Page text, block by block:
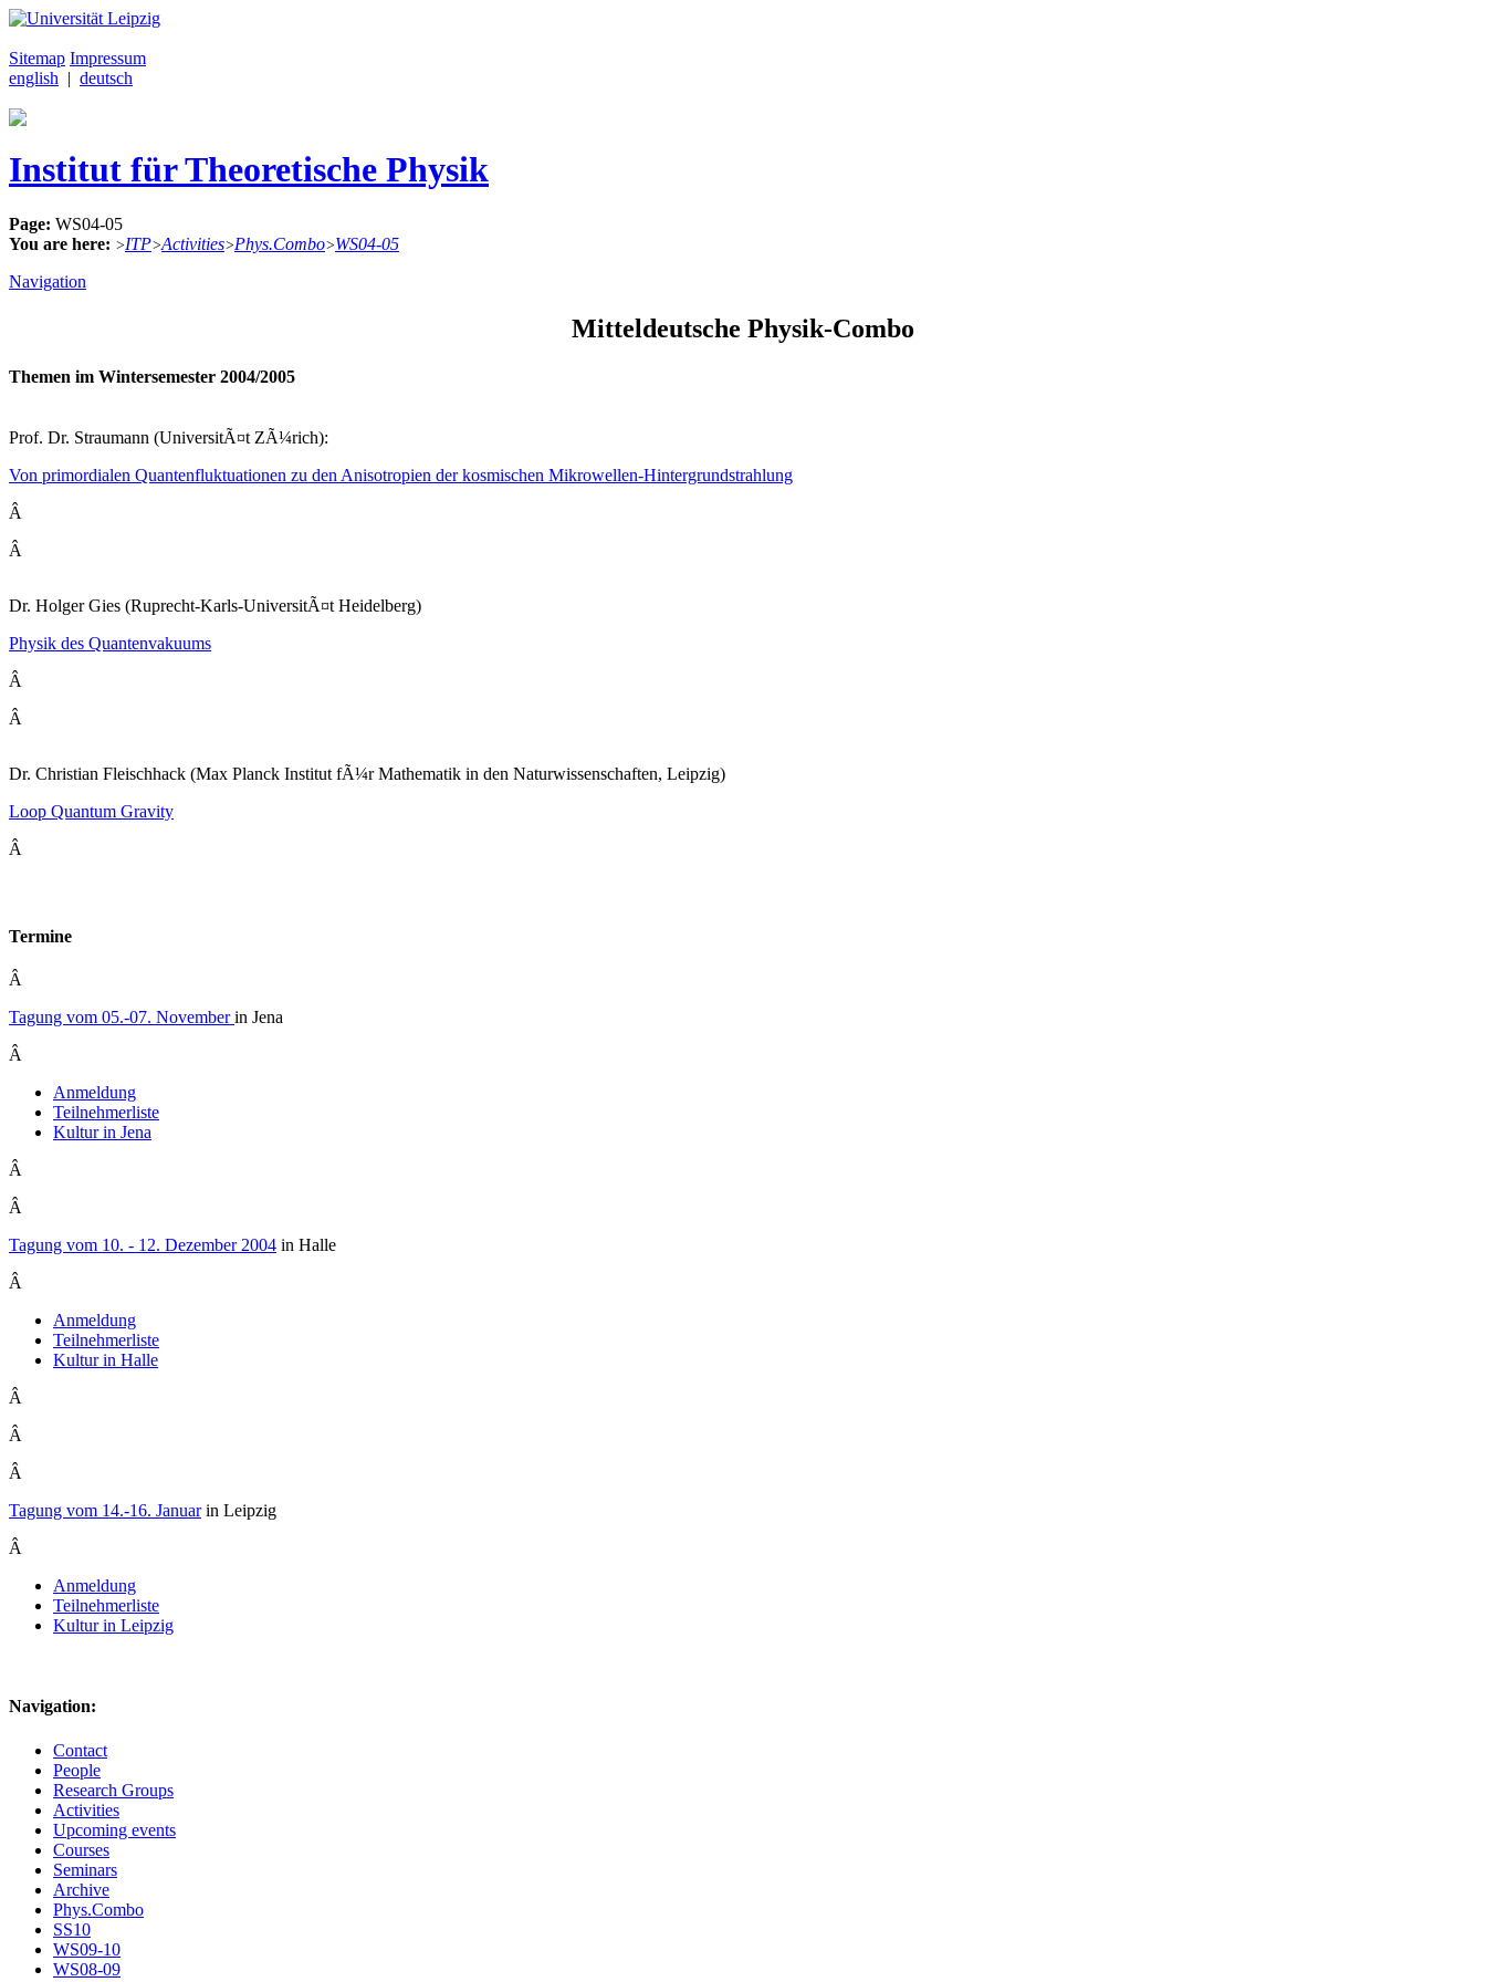
Sitemap Impressum
english | deutsch
Institut für Theoretische Physik
Page: WS04-05
You are here: >ITP>Activities>Phys.Combo>WS04-05
Navigation
Mitteldeutsche Physik-Combo
Themen im Wintersemester 2004/2005
Prof. Dr. Straumann (UniversitÃ¤t ZÃ¼rich):
Von primordialen Quantenfluktuationen zu den Anisotropien der kosmischen Mikrowellen-Hintergrundstrahlung
Â
Â
Dr. Holger Gies (Ruprecht-Karls-UniversitÃ¤t Heidelberg)
Physik des Quantenvakuums
Â
Â
Dr. Christian Fleischhack (Max Planck Institut fÃ¼r Mathematik in den Naturwissenschaften, Leipzig)
Loop Quantum Gravity
Â
Termine
Â
Tagung vom 05.-07. Novemberin Jena
Â
Anmeldung
Teilnehmerliste
Kultur in Jena
Â
Â
Tagung vom 10. - 12. Dezember 2004 in Halle
Â
Anmeldung
Teilnehmerliste
Kultur in Halle
Â
Â
Â
Tagung vom 14.-16. Januarin Leipzig
Â
Anmeldung
Teilnehmerliste
Kultur in Leipzig
Navigation:
Contact
People
Research Groups
Activities
Upcoming events
Courses
Seminars
Archive
Phys.Combo
SS10
WS09-10
WS08-09